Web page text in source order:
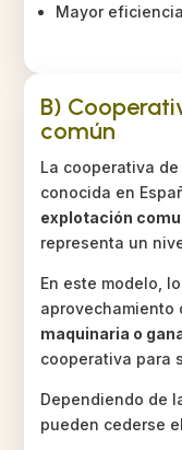
Mayor
B)
común
La cooperativa
conocida en
explotación
representa un
En este modelo,
aprovechamiento
maquinaria o
cooperativa para
Dependiendo de
pueden cederse